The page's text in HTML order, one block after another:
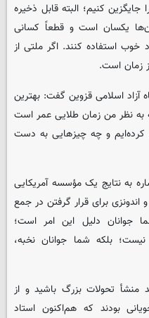
کنیم؛ البته قابل ذخیره
یکسان است و قطعاً کسانی
خوب استفاده کنند. اگر ملتی از
زمان است.
اسلامی قزوین گفت: بهترین
۳۰ سال بوده که به نظر من زمان طلایی عمر است
کرده‌ایم و چه چیزهایی به دست
به نتایج یک مؤسسه آمریکایی
اندونزی برای قرار گرفتن در جمع
جوانان دلیل این امر است؛
بلکه شما جوانان نخبه،
منشأ تحولات بزرگ باشید و از
بودند که هم‌اکنون استاد